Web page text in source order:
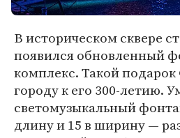
В историческом сквере
появился обновленный
комплекс. Такой подарок
городу к его 300-летию.
светомузыкальный
длину и 15 в ширину —